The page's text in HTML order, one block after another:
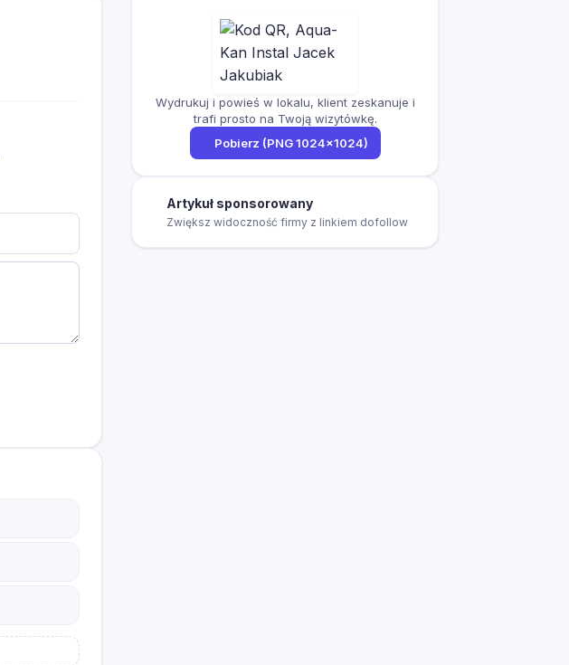
Wydrukuj i powieś w lokalu, klient zeskanuje i
trafi prosto na Twoją wizytówkę.
Pobierz (PNG 1024×1024)
Artykuł sponsorowany
Zwiększ widoczność firmy z linkiem dofollow